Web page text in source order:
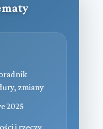
zmiany
2025
i rzeczy